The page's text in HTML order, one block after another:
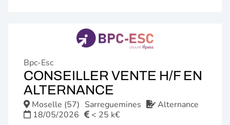
Bpc-Esc
CONSEILLER VENTE H/F EN
ALTERNANCE
FENÊTRE)
Moselle (57) Sarreguemines
Alternance
18/05/2026
< 25 k€